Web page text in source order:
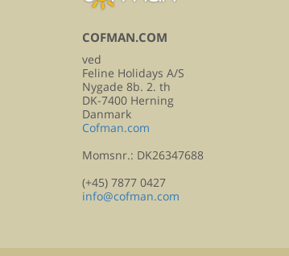
COFMAN.COM
ved
Feline Holidays A/S
Nygade 8b. 2. th
DK-7400 Herning
Danmark
Cofman.com
Momsnr.: DK26347688
(+45) 7877 0427
info@cofman.com